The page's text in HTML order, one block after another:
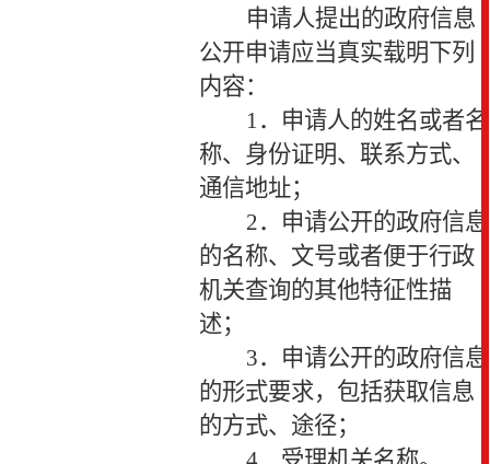
申请人提出的政府信息
公开申请应当真实载明下列
内容：
1．申请人的姓名或者名
称、身份证明、联系方式、
通信地址；
2．申请公开的政府信息
的名称、文号或者便于行政
机关查询的其他特征性描
述；
3．申请公开的政府信息
的形式要求，包括获取信息
的方式、途径；